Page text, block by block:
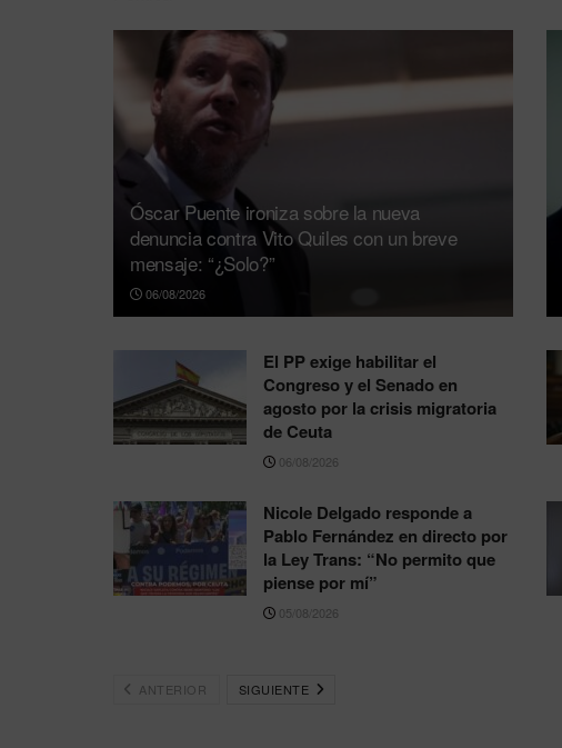
Óscar Puente ironiza sobre la nueva
denuncia contra Vito Quiles con un breve
mensaje: “¿Solo?”
06/08/2026
El PP exige habilitar el
Congreso y el Senado en
agosto por la crisis migratoria
de Ceuta
06/08/2026
Nicole Delgado responde a
Pablo Fernández en directo por
la Ley Trans: “No permito que
piense por mí”
05/08/2026
ANTERIOR SIGUIENTE